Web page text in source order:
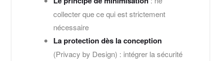
collecter que ce qui est strictement
nécessaire
La protection dès la conception
(Privacy by Design) : intégrer la sécurité